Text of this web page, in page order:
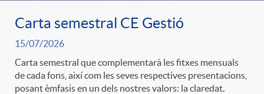
c
a
Carta semestral CE Gestió
15/07/2026
Carta semestral que complementarà les fitxes mensuals
de cada fons, així com les seves respectives presentacions,
posant èmfasis en un dels nostres valors: la claredat.